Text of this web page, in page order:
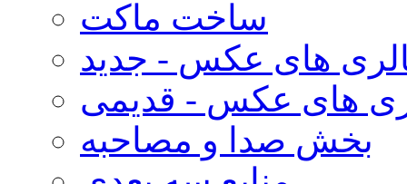
ساخت ماکت
های عکس - جدید
های عکس - قدیمی
بخش صدا و مصاحبه